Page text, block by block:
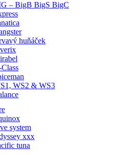
– BigB BigS BigC
huňáček
WS2 & WS3
system
xxx
tuna